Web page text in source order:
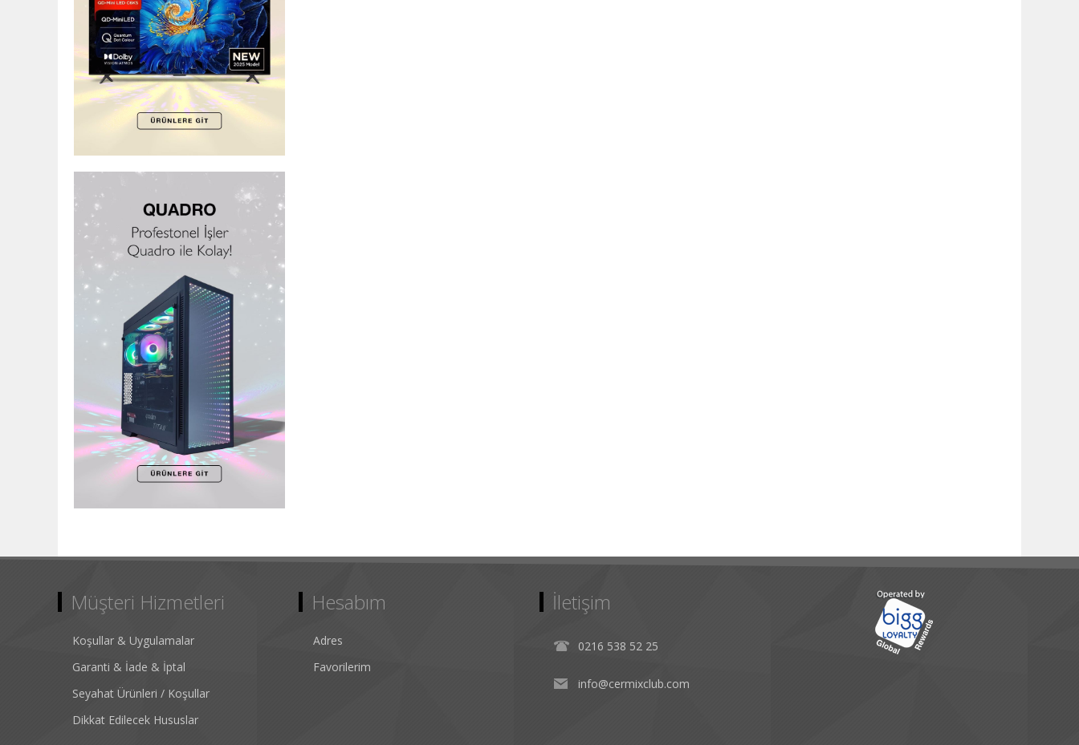
Müşteri Hizmetleri
Koşullar & Uygulamalar
Garanti & İade & İptal
Seyahat Ürünleri / Koşullar
Dikkat Edilecek Hususlar
Hesabım
Adres
Favorilerim
İletişim
0216 538 52 25
info@cermixclub.com